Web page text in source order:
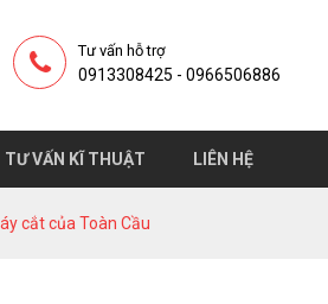
Tư vấn hỗ trợ
0913308425 - 0966506886
TƯ VẤN KĨ THUẬT LIÊN HỆ
cắt của Toàn Cầu